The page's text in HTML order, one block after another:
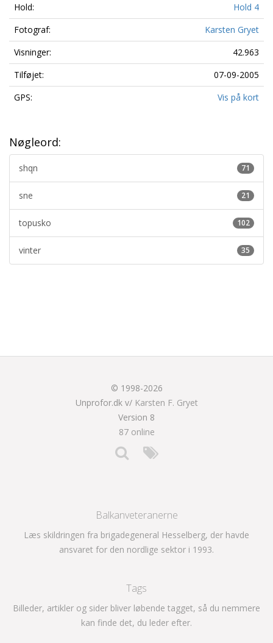
Hold:
Hold 4
Fotograf:
Karsten Gryet
Visninger:
42.963
Tilføjet:
07-09-2005
GPS:
Vis på kort
Nøgleord:
71
shqn
21
sne
102
topusko
35
vinter
© 1998-2026
Unprofor.dk v/ Karsten F. Gryet
Version 8
87 online
Balkanveteranerne
Læs skildringen fra brigadegeneral Hesselberg, der havde
ansvaret for den nordlige sektor i 1993.
Tags
Billeder, artikler og sider bliver løbende tagget, så du nemmere
kan finde det, du leder efter.